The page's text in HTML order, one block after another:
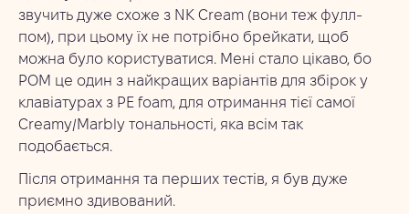
звучить дуже схоже з NK Cream (вони теж фулл-
пом), при цьому їх не потрібно брейкати, щоб
можна було користуватися. Мені стало цікаво, бо
POM це один з найкращих варіантів для збірок у
клавіатурах з PE foam, для отримання тієї самої
Creamy/Marbly тональності, яка всім так
подобається.
Після отримання та перших тестів, я був дуже
приємно здивований.